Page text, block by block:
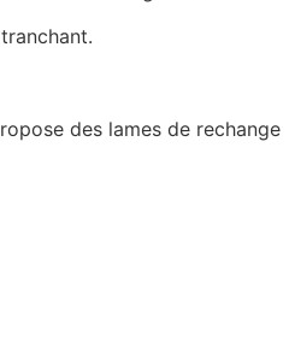
des lames de rechange